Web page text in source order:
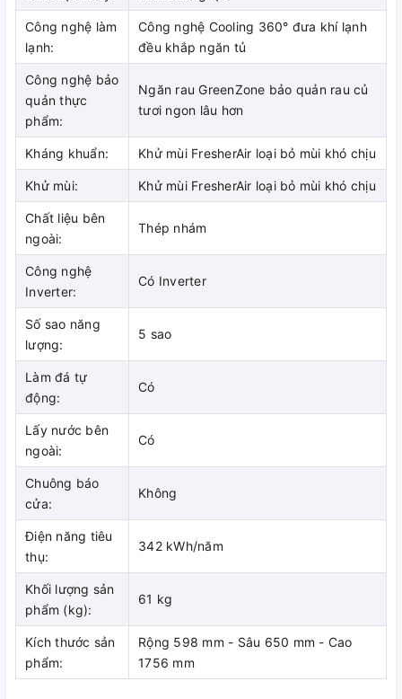
Công nghệ làm
lạnh:
Công nghệ Cooling 360° đưa khí lạnh
đều khắp ngăn tủ
Công nghệ bảo
quản thực
phẩm:
Ngăn rau GreenZone bảo quản rau củ
tươi ngon lâu hơn
Kháng khuẩn: Khử mùi FresherAir loại bỏ mùi khó chịu
Khử mùi: Khử mùi FresherAir loại bỏ mùi khó chịu
Chất liệu bên
ngoài:
Thép nhám
Công nghệ
Inverter:
Có Inverter
Số sao năng
lượng:
5 sao
Làm đá tự
động:
Có
Lấy nước bên
ngoài:
Có
Chuông báo
cửa:
Không
Điện năng tiêu
thụ:
342 kWh/năm
Khối lượng sản
phẩm (kg):
61 kg
Kích thước sản
phẩm:
Rộng 598 mm - Sâu 650 mm - Cao
1756 mm